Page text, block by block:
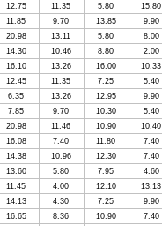
12.75 11.35 5.80
15.80
11.85 9.70 13.85
9.90
20.98 13.11 5.80
8.00
14.30 10.46 8.80
2.00
16.10 13.26 16.00
10.33
12.45 11.35 7.25
5.40
6.35 13.26 12.95
9.90
7.85 9.70 10.30
5.40
20.98 11.46 10.90
10.40
16.08 7.40 11.80
7.40
14.38 10.96 12.30
7.40
13.60 5.80 7.95
4.60
11.45 4.00 12.10
13.13
14.13 4.30 7.25
9.90
16.65 8.36 10.90
7.40